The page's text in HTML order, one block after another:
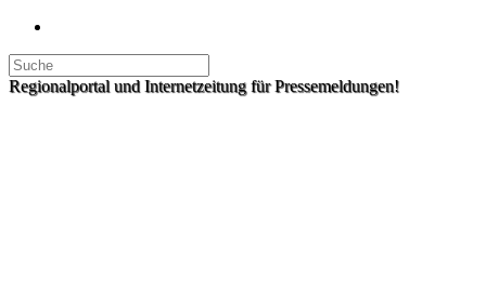
Regionalportal und Internetzeitung für Pressemeldungen!